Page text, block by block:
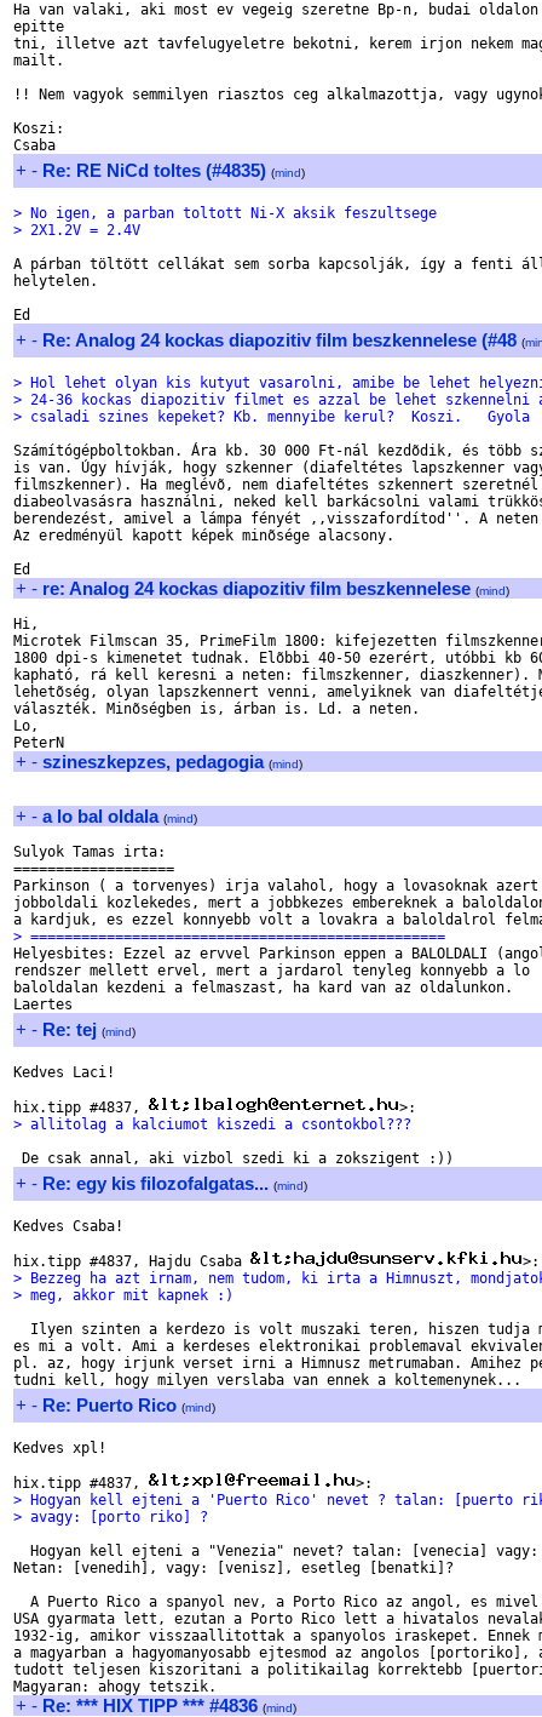
Ha van valaki, aki most ev vegeig szeretne Bp-n, budai
epitte
tni, illetve azt tavfelugyeletre bekotni, kerem irjon nekem
mailt.
!! Nem vagyok semmilyen riasztos ceg alkalmazottja, vagy
Koszi:
+ - Re: RE NiCd toltes (#4835) (mind)
> No igen, a parban toltott Ni-X aksik feszultsege
> 2X1.2V = 2.4V
A párban töltött cellákat sem sorba kapcsolják, így a fenti
helytelen.
+ - Re: Analog 24 kockas diapozitiv film beszkennelese (#48 (
> Hol lehet olyan kis kutyut vasarolni, amibe be lehet
> 24-36 kockas diapozitiv filmet es azzal be lehet szkennelni
> csaladi szines kepeket? Kb. mennyibe kerul?  Koszi.   Gyola
Számítógépboltokban. Ára kb. 30 000 Ft-nál kezdõdik, és több
is van. Úgy hívják, hogy szkenner (diafeltétes lapszkenner
filmszkenner). Ha meglévõ, nem diafeltétes szkennert szeretnél
diabeolvasásra használni, neked kell barkácsolni valami
berendezést, amivel a lámpa fényét ,,visszafordítod''. A
Az eredményül kapott képek minõsége alacsony.
+ - re: Analog 24 kockas diapozitiv film beszkennelese (mind)
Hi,
Microtek Filmscan 35, PrimeFilm 1800: kifejezetten
1800 dpi-s kimenetet tudnak. Elõbbi 40-50 ezerért, utóbbi kb
kapható, rá kell keresni a neten: filmszkenner, diaszkenner).
lehetõség, olyan lapszkennert venni, amelyiknek van
választék. Minõségben is, árban is. Ld. a neten.
Lo,
+ - szineszkepzes, pedagogia (mind)
+ - a lo bal oldala (mind)
Sulyok Tamas irta:
===================
Parkinson ( a torvenyes) irja valahol, hogy a lovasoknak
jobboldali kozlekedes, mert a jobbkezes embereknek a
> =================================================
Helyesbites: Ezzel az ervvel Parkinson eppen a BALOLDALI
rendszer mellett ervel, mert a jardarol tenyleg konnyebb a lo
baloldalan kezdeni a felmaszast, ha kard van az oldalunkon.
+ - Re: tej (mind)
Kedves Laci!
hix.tipp #4837,
> allitolag a kalciumot kiszedi a csontokbol???
+ - Re: egy kis filozofalgatas... (mind)
Kedves Csaba!
hix.tipp #4837, Hajdu Csaba
> Bezzeg ha azt irnam, nem tudom, ki irta a Himnuszt,
> meg, akkor mit kapnek :)
Ilyen szinten a kerdezo is volt muszaki teren, hiszen tudja
es mi a volt. Ami a kerdeses elektronikai problemaval
pl. az, hogy irjunk verset irni a Himnusz metrumaban. Amihez
+ - Re: Puerto Rico (mind)
Kedves xpl!
hix.tipp #4837,
> Hogyan kell ejteni a 'Puerto Rico' nevet ? talan: [puerto
> avagy: [porto riko] ?
Hogyan kell ejteni a "Venezia" nevet? talan: [venecia]
Netan: [venedih], vagy: [venisz], esetleg [benatki]?
A Puerto Rico a spanyol nev, a Porto Rico az angol, es
USA gyarmata lett, ezutan a Porto Rico lett a hivatalos
1932-ig, amikor visszaallitottak a spanyolos iraskepet. Ennek
a magyarban a hagyomanyosabb ejtesmod az angolos [portoriko],
tudott teljesen kiszoritani a politikailag korrektebb
+ - Re: *** HIX TIPP *** #4836 (mind)